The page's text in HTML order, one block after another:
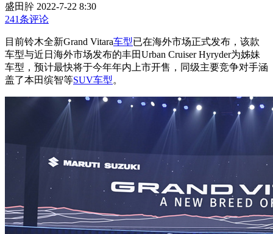
盛田肸 2022-7-22 8:30
241条评论
目前铃木全新Grand Vitara车型已在海外市场正式发布，该款
车型与近日海外市场发布的丰田Urban Cruiser Hyryder为姊妹
车型，预计最快将于今年年内上市开售，同级主要竞争对手涵
盖了本田缤智等SUV车型。